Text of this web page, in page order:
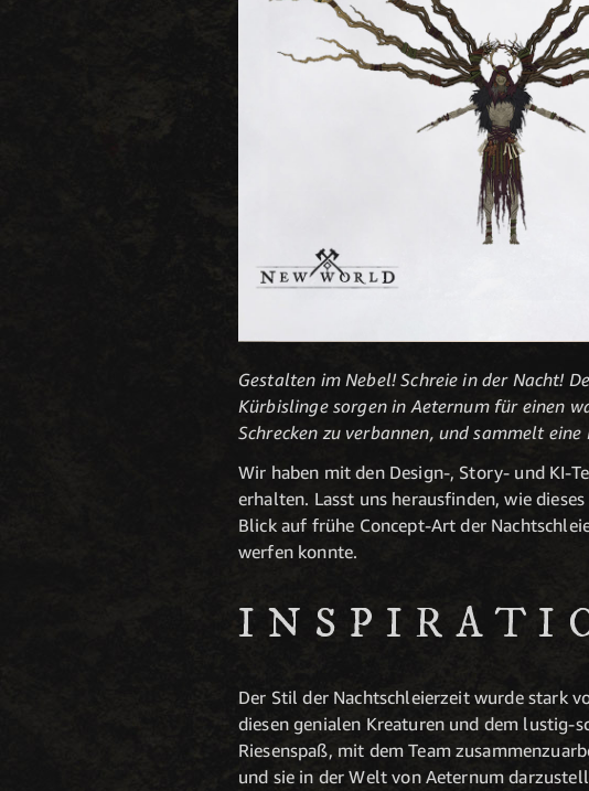
Gestalten im Nebel! Schreie in der Nacht!
Kürbislinge sorgen in Aeternum für einen
Schrecken zu verbannen, und sammelt
Wir haben mit den Design-, Story- und KI-
erhalten. Lasst uns herausfinden, wie
Blick auf frühe Concept-Art der
werfen konnte.
Der Stil der Nachtschleierzeit wurde stark
diesen genialen Kreaturen und dem lustig-
Riesenspaß, mit dem Team
und sie in der Welt von Aeternum